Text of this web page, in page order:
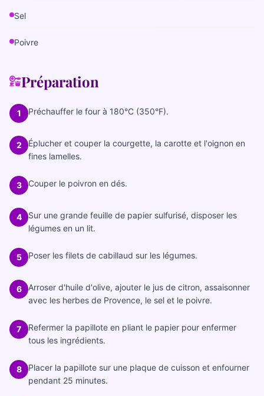
Sel
Poivre
Préparation
1 Préchauffer le four à 180°C (350°F).
2
Éplucher et couper la courgette, la carotte et l'oignon en
fines lamelles.
3 Couper le poivron en dés.
4
Sur une grande feuille de papier sulfurisé, disposer les
légumes en un lit.
5 Poser les filets de cabillaud sur les légumes.
6
Arroser d'huile d'olive, ajouter le jus de citron, assaisonner
avec les herbes de Provence, le sel et le poivre.
7
Refermer la papillote en pliant le papier pour enfermer
tous les ingrédients.
8
Placer la papillote sur une plaque de cuisson et enfourner
pendant 25 minutes.